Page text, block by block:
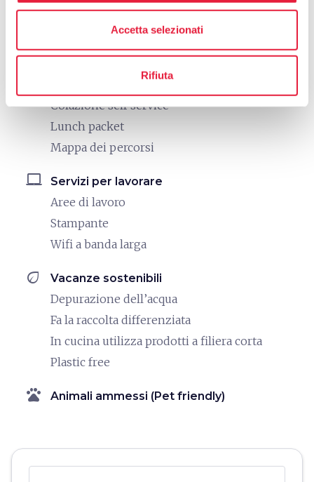
Accetta selezionati
Rifiuta
directions_bike Bike: Bici da corsa
Struttura nelle vicinanze di percorsi adatti alla
bici da corsa
Colazione self service
Lunch packet
Mappa dei percorsi
laptop_mac Servizi per lavorare
Aree di lavoro
Stampante
Wifi a banda larga
eco Vacanze sostenibili
Depurazione dell’acqua
Fa la raccolta differenziata
In cucina utilizza prodotti a filiera corta
Plastic free
pets Animali ammessi (Pet friendly)